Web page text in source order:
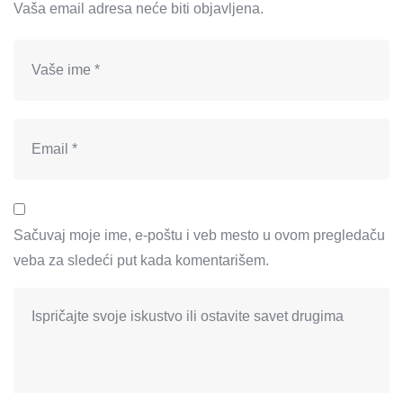
Vaša email adresa neće biti objavljena.
Sačuvaj moje ime, e-poštu i veb mesto u ovom pregledaču
veba za sledeći put kada komentarišem.